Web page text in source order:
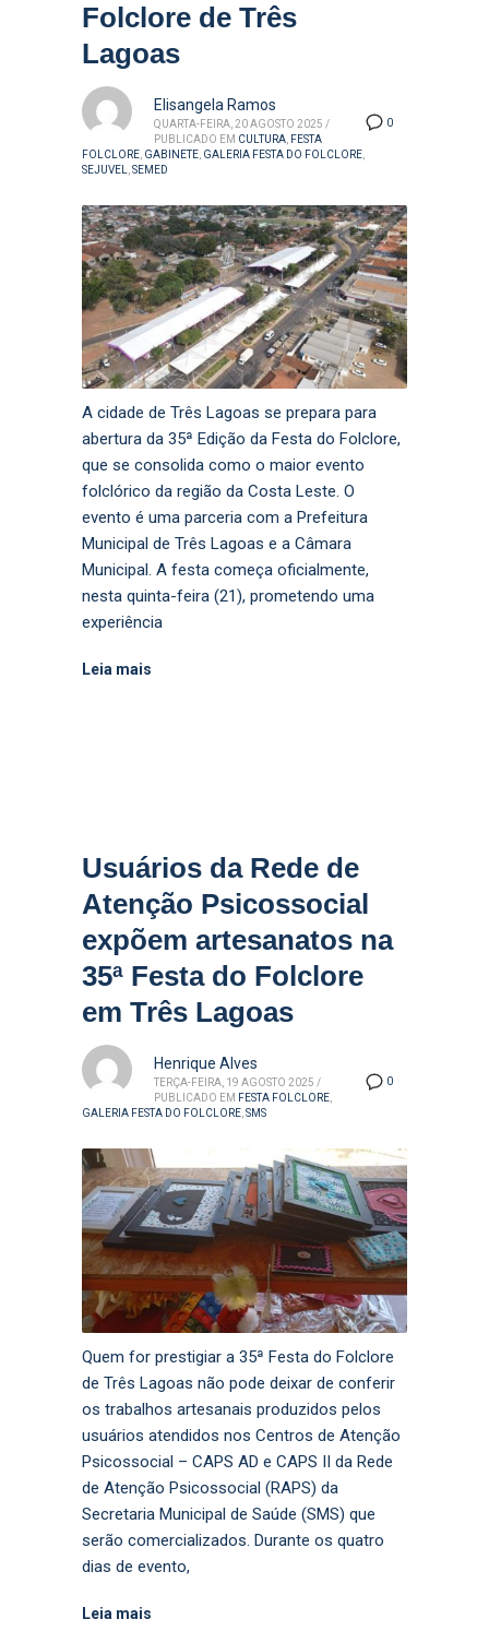
Folclore de Três
Lagoas
0
Elisangela Ramos
QUARTA-FEIRA, 20 AGOSTO 2025 /
PUBLICADO EM CULTURA FESTA
FOLCLORE GABINETE GALERIA FESTA DO FOLCLORE
SEJUVEL
SEMED
A cidade de Três Lagoas se prepara para
abertura da 35ª Edição da Festa do Folclore,
que se consolida como o maior evento
folclórico da região da Costa Leste. O
evento é uma parceria com a Prefeitura
Municipal de Três Lagoas e a Câmara
Municipal. A festa começa oficialmente,
nesta quinta-feira (21), prometendo uma
experiência
Leia mais
Usuários da Rede de
Atenção Psicossocial
expõem artesanatos na
35ª Festa do Folclore
em Três Lagoas
0
Henrique Alves
TERÇA-FEIRA, 19 AGOSTO 2025 /
PUBLICADO EM FESTA FOLCLORE,
GALERIA FESTA DO FOLCLORE,SMS
Quem for prestigiar a 35ª Festa do Folclore
de Três Lagoas não pode deixar de conferir
os trabalhos artesanais produzidos pelos
usuários atendidos nos Centros de Atenção
Psicossocial – CAPS AD e CAPS II da Rede
de Atenção Psicossocial (RAPS) da
Secretaria Municipal de Saúde (SMS) que
serão comercializados. Durante os quatro
dias de evento,
Leia mais